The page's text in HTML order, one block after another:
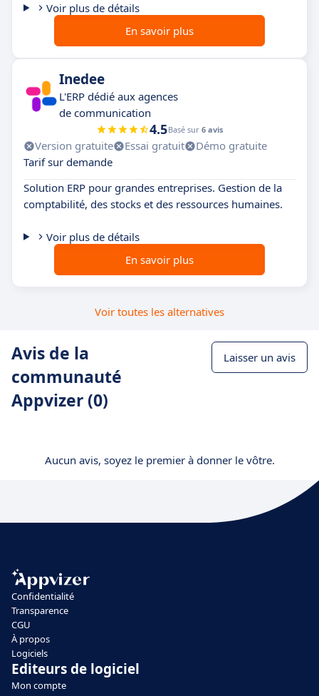
Voir plus de détails
En savoir plus
Inedee
L'ERP dédié aux agences
de communication
4.5Basé sur 6 avis
Version gratuite Essai gratuit
Démo gratuite
Tarif sur demande
Solution ERP pour grandes entreprises. Gestion de la
comptabilité, des stocks et des ressources humaines.
Voir plus de détails
En savoir plus
Voir toutes les alternatives
Avis de la
communauté
Appvizer (0)
Laisser un avis
Aucun avis, soyez le premier à donner le vôtre.
Confidentialité
Transparence
CGU
À propos
Logiciels
Editeurs de logiciel
Mon compte